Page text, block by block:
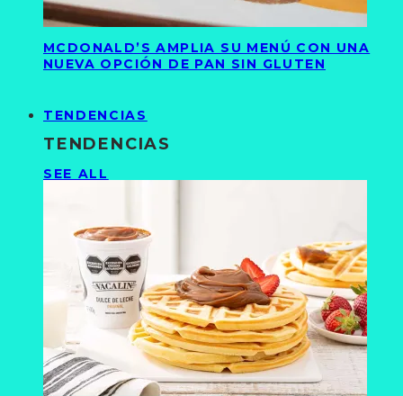
MCDONALD’S AMPLIA SU MENÚ CON UNA
NUEVA OPCIÓN DE PAN SIN GLUTEN
TENDENCIAS
TENDENCIAS
SEE ALL